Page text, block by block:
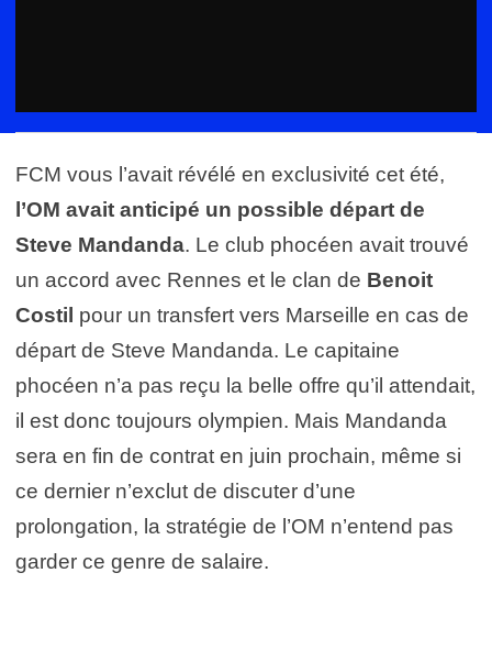
FCM vous l’avait révélé en exclusivité cet été,
l’OM avait anticipé un possible départ de
Steve Mandanda. Le club phocéen avait trouvé
un accord avec Rennes et le clan de Benoit
Costil pour un transfert vers Marseille en cas de
départ de Steve Mandanda. Le capitaine
phocéen n’a pas reçu la belle offre qu’il attendait,
il est donc toujours olympien. Mais Mandanda
sera en fin de contrat en juin prochain, même si
ce dernier n’exclut de discuter d’une
prolongation, la stratégie de l’OM n’entend pas
garder ce genre de salaire.